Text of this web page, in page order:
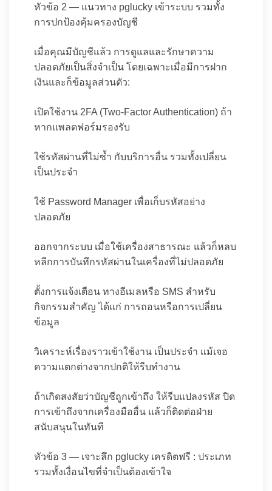
หัวข้อ 2 — แนวทาง pglucky เข้าระบบ รวมทั้ง
การปกป้องคุ้มครองบัญชี
เมื่อคุณมีบัญชีแล้ว การดูแลและรักษาความ
ปลอดภัยเป็นสิ่งจำเป็น โดยเฉพาะเมื่อมีการฝาก
เงินและก็ข้อมูลส่วนตัว:
เปิดใช้งาน 2FA (Two-Factor Authentication) ถ้า
หากแพลตฟอร์มรองรับ
ใช้รหัสผ่านที่ไม่ซ้ำ กับบริการอื่น รวมทั้งเปลี่ยน
เป็นประจำ
ใช้ Password Manager เพื่อเก็บรหัสอย่าง
ปลอดภัย
ออกจากระบบ เมื่อใช้เครื่องสาธารณะ แล้วก็หลบ
หลีกการบันทึกรหัสผ่านในเครื่องที่ไม่ปลอดภัย
ตั้งการแจ้งเตือน ทางอีเมลหรือ SMS สำหรับ
กิจกรรมสำคัญ ได้แก่ การถอนหรือการเปลี่ยน
ข้อมูล
วิเคราะห์เรื่องราวเข้าใช้งาน เป็นประจำ แม้เจอ
ความแตกต่างจากปกติให้รีบทำงาน
ถ้าเกิดสงสัยว่าบัญชีถูกเข้าถึง ให้รีบแปลงรหัส ปิด
การเข้าถึงจากเครื่องมืออื่น แล้วก็ติดต่อฝ่าย
สนับสนุนในทันที
หัวข้อ 3 — เจาะลึก pglucky เครดิตฟรี : ประเภท
รวมทั้งเงื่อนไขที่จำเป็นต้องเข้าใจ